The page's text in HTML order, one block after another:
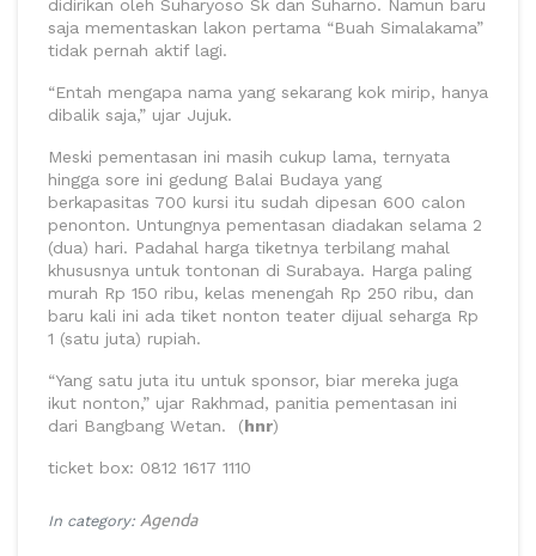
didirikan oleh Suharyoso Sk dan Suharno. Namun baru
saja mementaskan lakon pertama “Buah Simalakama”
tidak pernah aktif lagi.
“Entah mengapa nama yang sekarang kok mirip, hanya
dibalik saja,” ujar Jujuk.
Meski pementasan ini masih cukup lama, ternyata
hingga sore ini gedung Balai Budaya yang
berkapasitas 700 kursi itu sudah dipesan 600 calon
penonton. Untungnya pementasan diadakan selama 2
(dua) hari. Padahal harga tiketnya terbilang mahal
khususnya untuk tontonan di Surabaya. Harga paling
murah Rp 150 ribu, kelas menengah Rp 250 ribu, dan
baru kali ini ada tiket nonton teater dijual seharga Rp
1 (satu juta) rupiah.
“Yang satu juta itu untuk sponsor, biar mereka juga
ikut nonton,” ujar Rakhmad, panitia pementasan ini
dari Bangbang Wetan. (hnr)
ticket box: 0812 1617 1110
In category: Agenda